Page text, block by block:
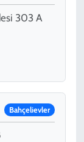
303 A
Bahçelievler